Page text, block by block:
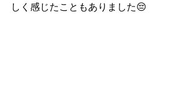
しく感じたこともありました😔